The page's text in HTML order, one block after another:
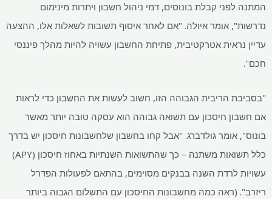
המתנה לפני קבלת בונוסים, דמי ניהול חשבון ויתרות מינימום
נדרשות", אומר איולה. "אם לאחר איסוף תשובות לשאלות אלו, ההצעה
עדיין נראית אטרקטיבית, פתיחת החשבון עשויה להיות מהלך פיננסי
חכם".
"בסביבת הריבית הגבוהה הזו, חשוב לעשות את החשבון כדי לראות
אם חשבון חיסכון עם תשואה גבוהה הוא עסקה טובה יותר מאשר
בונוס", אומר גולדברג. "אבל קחו בחשבון שלחשבונות חיסכון יש בדרך
כלל תשואות משתנה – כך שהתשואות השנתיות באחוז חיסכון (APY)
עשויות לרדת השנה בבנקים מסוימים, בהתאם לפעולות הפדרל
ריזרב". (ראה כמה מחשבונות החיסכון עם התשלום הגבוה ביותר